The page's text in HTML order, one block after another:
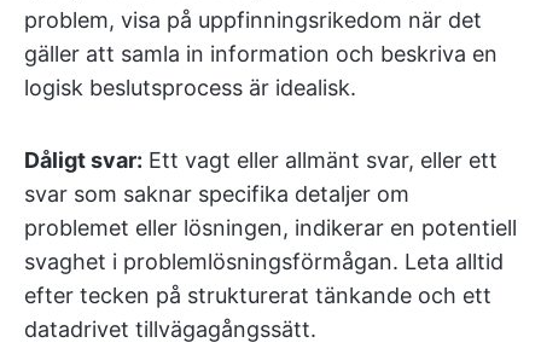
problem, visa på uppfinningsrikedom när det
gäller att samla in information och beskriva en
logisk beslutsprocess är idealisk.
Dåligt svar: Ett vagt eller allmänt svar, eller ett
svar som saknar specifika detaljer om
problemet eller lösningen, indikerar en potentiell
svaghet i problemlösningsförmågan. Leta alltid
efter tecken på strukturerat tänkande och ett
datadrivet tillvägagångssätt.